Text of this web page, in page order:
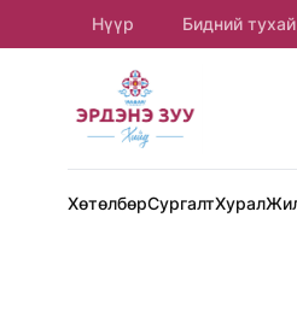
Нүүр Бидний тухай
ХөтөлбөрСургалтХурал